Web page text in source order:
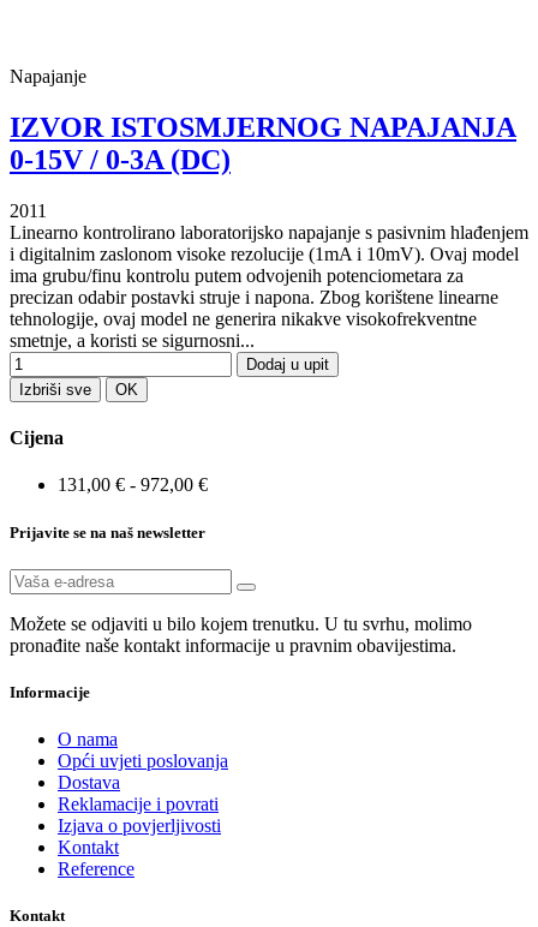
Napajanje
IZVOR ISTOSMJERNOG NAPAJANJA
0-15V / 0-3A (DC)
2011
Linearno kontrolirano laboratorijsko napajanje s pasivnim hlađenjem
i digitalnim zaslonom visoke rezolucije (1mA i 10mV). Ovaj model
ima grubu/finu kontrolu putem odvojenih potenciometara za
precizan odabir postavki struje i napona. Zbog korištene linearne
tehnologije, ovaj model ne generira nikakve visokofrekventne
smetnje, a koristi se sigurnosni...
Dodaj u upit
Izbriši sve
OK
Cijena
131,00 € - 972,00 €
Prijavite se na naš newsletter
Možete se odjaviti u bilo kojem trenutku. U tu svrhu, molimo
pronađite naše kontakt informacije u pravnim obavijestima.
Informacije
O nama
Opći uvjeti poslovanja
Dostava
Reklamacije i povrati
Izjava o povjerljivosti
Kontakt
Reference
Kontakt